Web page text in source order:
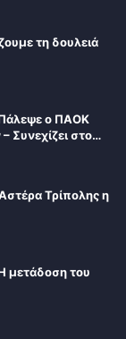
τη δουλειά
Πάλεψε ο ΠΑΟΚ
Συνεχίζει στο…
Τρίπολης η
μετάδοση του